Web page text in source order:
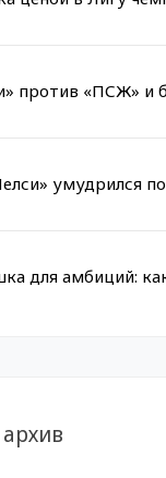
против «ПСЖ» и
умудрился
для амбиций: